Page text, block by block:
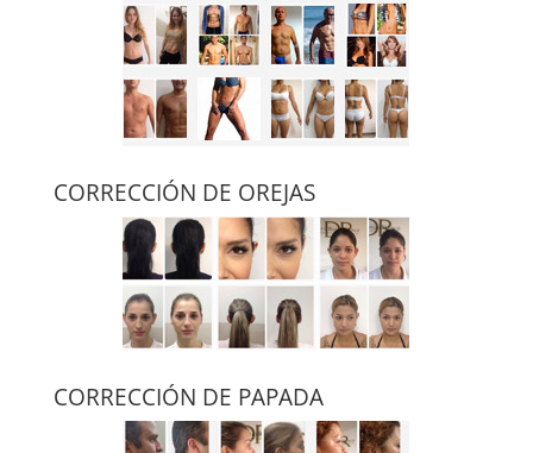
CORRECCIÓN DE OREJAS
CORRECCIÓN DE PAPADA